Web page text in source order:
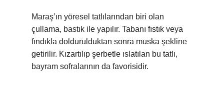
Maraş’ın yöresel tatlılarından biri olan
çullama, bastık ile yapılır. Tabanı fıstık veya
fındıkla doldurulduktan sonra muska şekline
getirilir. Kızartılıp şerbetle ıslatılan bu tatlı,
bayram sofralarının da favorisidir.